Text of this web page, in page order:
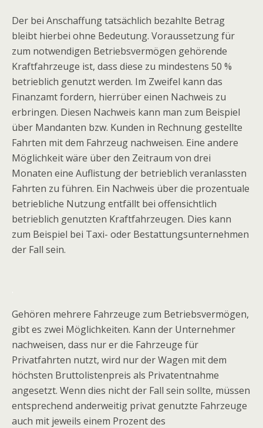
Der bei Anschaffung tatsächlich bezahlte Betrag
bleibt hierbei ohne Bedeutung. Voraussetzung für
zum notwendigen Betriebsvermögen gehörende
Kraftfahrzeuge ist, dass diese zu mindestens 50 %
betrieblich genutzt werden. Im Zweifel kann das
Finanzamt fordern, hierrüber einen Nachweis zu
erbringen. Diesen Nachweis kann man zum Beispiel
über Mandanten bzw. Kunden in Rechnung gestellte
Fahrten mit dem Fahrzeug nachweisen. Eine andere
Möglichkeit wäre über den Zeitraum von drei
Monaten eine Auflistung der betrieblich veranlassten
Fahrten zu führen. Ein Nachweis über die prozentuale
betriebliche Nutzung entfällt bei offensichtlich
betrieblich genutzten Kraftfahrzeugen. Dies kann
zum Beispiel bei Taxi- oder Bestattungsunternehmen
der Fall sein.
Gehören mehrere Fahrzeuge zum Betriebsvermögen,
gibt es zwei Möglichkeiten. Kann der Unternehmer
nachweisen, dass nur er die Fahrzeuge für
Privatfahrten nutzt, wird nur der Wagen mit dem
höchsten Bruttolistenpreis als Privatentnahme
angesetzt. Wenn dies nicht der Fall sein sollte, müssen
entsprechend anderweitig privat genutzte Fahrzeuge
auch mit jeweils einem Prozent des